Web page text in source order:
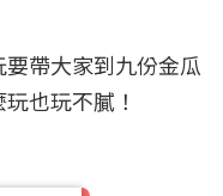
帶大家到九份金瓜
也玩不膩！